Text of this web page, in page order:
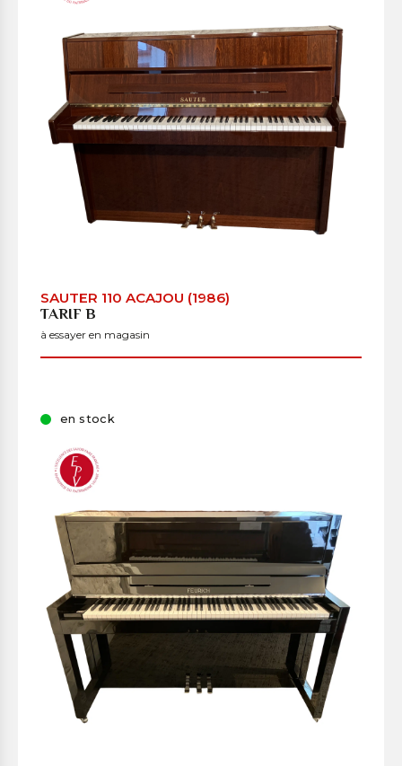
SAUTER 110 ACAJOU (1986)
TARIF B
à essayer en magasin
en stock